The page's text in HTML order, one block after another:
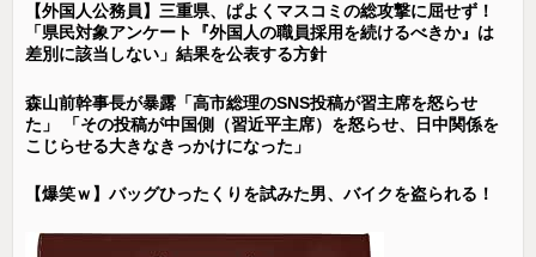
【外国人公務員】三重県、ぱよくマスコミの総攻撃に屈せず！
「県民対象アンケート『外国人の職員採用を続けるべきか』は
差別に該当しない」結果を公表する方針
森山前幹事長が暴露「高市総理のSNS投稿が習主席を怒らせ
た」 「その投稿が中国側（習近平主席）を怒らせ、日中関係を
こじらせる大きなきっかけになった」
【爆笑ｗ】バッグひったくりを試みた男、バイクを盗られる！